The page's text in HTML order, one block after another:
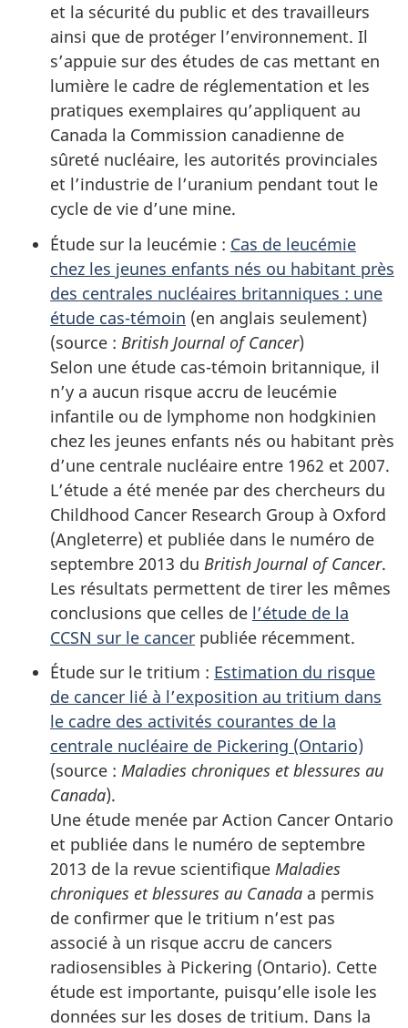
et la sécurité du public et des travailleurs
ainsi que de protéger l’environnement. Il
s’appuie sur des études de cas mettant en
lumière le cadre de réglementation et les
pratiques exemplaires qu’appliquent au
Canada la Commission canadienne de
sûreté nucléaire, les autorités provinciales
et l’industrie de l’uranium pendant tout le
cycle de vie d’une mine.
Étude sur la leucémie : Cas de leucémie
chez les jeunes enfants nés ou habitant près
des centrales nucléaires britanniques : une
étude cas-témoin (en anglais seulement)
(source : British Journal of Cancer)
Selon une étude cas-témoin britannique, il
n’y a aucun risque accru de leucémie
infantile ou de lymphome non hodgkinien
chez les jeunes enfants nés ou habitant près
d’une centrale nucléaire entre 1962 et 2007.
L’étude a été menée par des chercheurs du
Childhood Cancer Research Group à Oxford
(Angleterre) et publiée dans le numéro de
septembre 2013 du British Journal of Cancer.
Les résultats permettent de tirer les mêmes
conclusions que celles de l’étude de la
CCSN sur le cancer publiée récemment.
Étude sur le tritium : Estimation du risque
de cancer lié à l’exposition au tritium dans
le cadre des activités courantes de la
centrale nucléaire de Pickering (Ontario)
(source : Maladies chroniques et blessures au
Canada).
Une étude menée par Action Cancer Ontario
et publiée dans le numéro de septembre
2013 de la revue scientifique Maladies
chroniques et blessures au Canada a permis
de confirmer que le tritium n’est pas
associé à un risque accru de cancers
radiosensibles à Pickering (Ontario). Cette
étude est importante, puisqu’elle isole les
données sur les doses de tritium. Dans la